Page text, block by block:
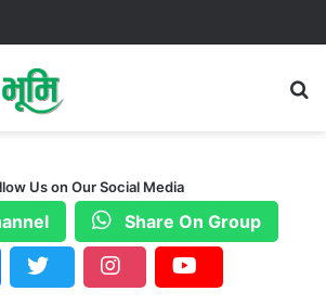
Us on Our Social Media
Share On Group